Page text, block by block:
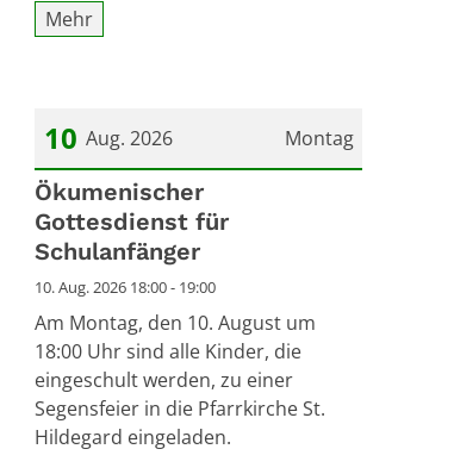
Mehr
Montag
10 Aug. 2026
Datum: 10. August 2026
Ökumenischer
Gottesdienst für
Schulanfänger
10. Aug. 2026 18:00 - 19:00
Am Montag, den 10. August um
18:00 Uhr sind alle Kinder, die
eingeschult werden, zu einer
Segensfeier in die Pfarrkirche St.
Hildegard eingeladen.